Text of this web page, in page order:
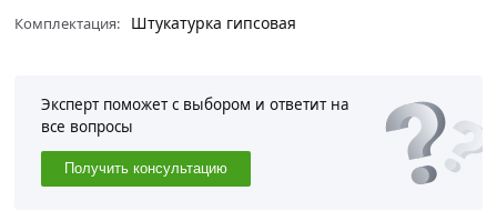
Комплектация: Штукатурка гипсовая
Эксперт поможет с выбором и ответит на
все вопросы
Получить консультацию